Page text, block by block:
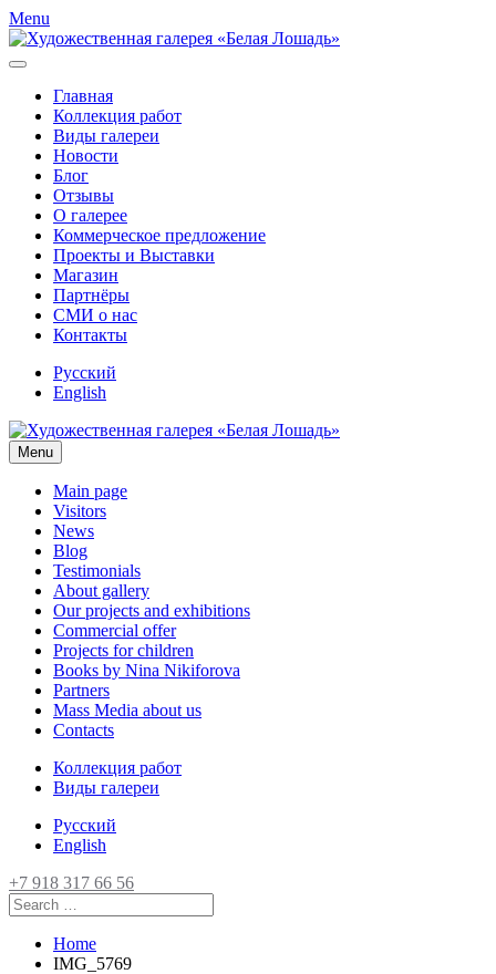
Menu
Главная
Коллекция работ
Виды галереи
Новости
Блог
Отзывы
О галерее
Коммерческое предложение
Проекты и Выставки
Магазин
Партнёры
СМИ о нас
Контакты
Русский
English
Menu
Main page
Visitors
News
Blog
Testimonials
About gallery
Our projects and exhibitions
Commercial offer
Projects for children
Books by Nina Nikiforova
Partners
Mass Media about us
Contacts
Коллекция работ
Виды галереи
Русский
English
+7 918 317 66 56
Home
IMG_5769